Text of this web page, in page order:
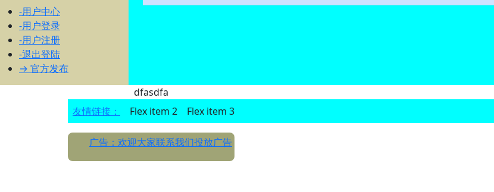
-用户中心
-用户登录
-用户注册
-退出登陆
→ 官方发布
dfasdfa
友情链接：
Flex item 2 Flex item 3
广告：欢迎大家联系我们投放广告